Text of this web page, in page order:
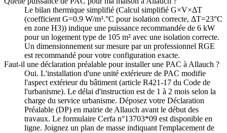
Le bilan thermique simplifié (Calcul simplifié G×V×ΔT
(coefficient G=0.9 W/m³.°C pour isolation correcte, ΔT=23°C
en zone H3)) indique une puissance recommandée de 6 kW
pour un logement type de 105 m² avec une isolation correcte.
Un dimensionnement sur mesure par un professionnel RGE
est recommandé pour votre configuration exacte.
Faut-il une déclaration préalable pour installer une PAC à Allauch ?
Oui. L'installation d'une unité extérieure de PAC modifie
l'aspect extérieur du bâtiment (article R421-17 du Code de
l'urbanisme). Le délai d'instruction est de 1 à 2 mois selon la
charge du service urbanisme. Déposez votre Déclaration
Préalable (DP) en mairie de Allauch avant le début des
travaux. Le formulaire Cerfa n°13703*09 est disponible en
ligne. Joignez un plan de masse indiquant l'emplacement de